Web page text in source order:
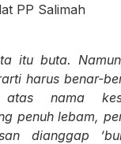
PP Salimah
itu buta.
harus benar-
atas nama
penuh lebam,
dianggap